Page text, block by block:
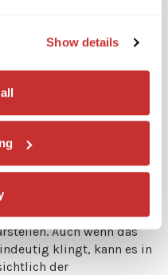
Show details
Tokenisierung von
(SPV). Hier
Vermögenswert selbst
ein Gebäude.
Anspruch auf einen Teil
Auch wenn das
klingt, kann es in
der